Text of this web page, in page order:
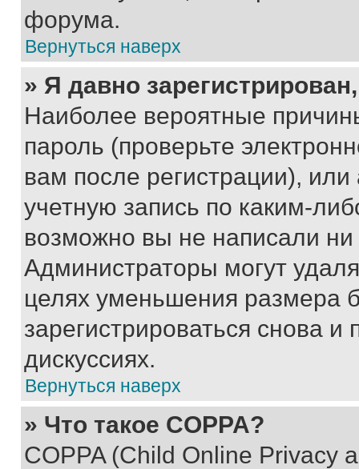
форума.
Вернуться наверх
» Я давно
Наиболее вероятные
пароль (проверьте
вам после регистрации),
учетную запись по каким-
возможно вы не написали
Администраторы могут
целях уменьшения размера
зарегистрироваться снова и
дискуссиях.
Вернуться наверх
» Что такое COPPA?
COPPA (Child Online Privacy